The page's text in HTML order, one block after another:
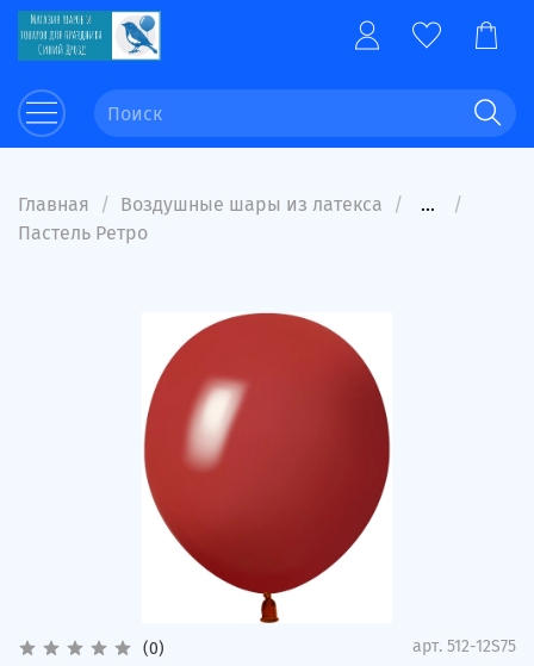
Главная Воздушные шары из латекса
...
Пастель Ретро
(0) арт. 512-12S75